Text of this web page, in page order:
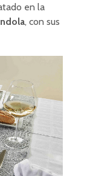
en la
, con sus